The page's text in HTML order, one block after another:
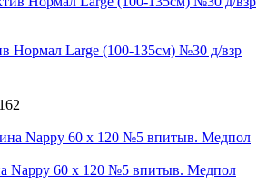
Нормал Large (100-135см) №30 д/взр
Nappy 60 х 120 №5 впитыв. Медпол